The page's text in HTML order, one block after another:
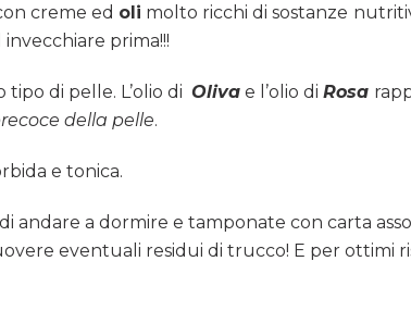
creme ed oli molto ricchi di sostanze
prima!!!
di pelle. L’olio di Oliva e l’olio di Rosa
della pelle.
e tonica.
andare a dormire e tamponate con carta
eventuali residui di trucco! E per ottimi